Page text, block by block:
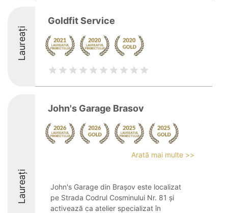
Laureați
Goldfit Service
Laureați
John's Garage Brasov
Arată mai multe >>
John's Garage din Brașov este localizat
pe Strada Codrul Cosminului Nr. 81 și
activează ca atelier specializat în